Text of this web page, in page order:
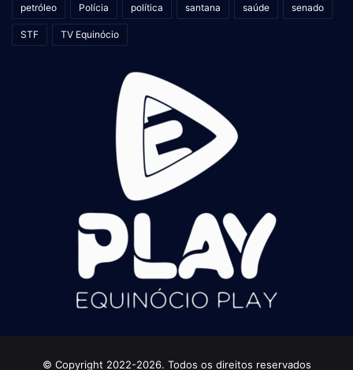
petróleo Polícia política santana saúde senado
STF TV Equinócio
© Copyright 2022-2026. Todos os direitos reservados